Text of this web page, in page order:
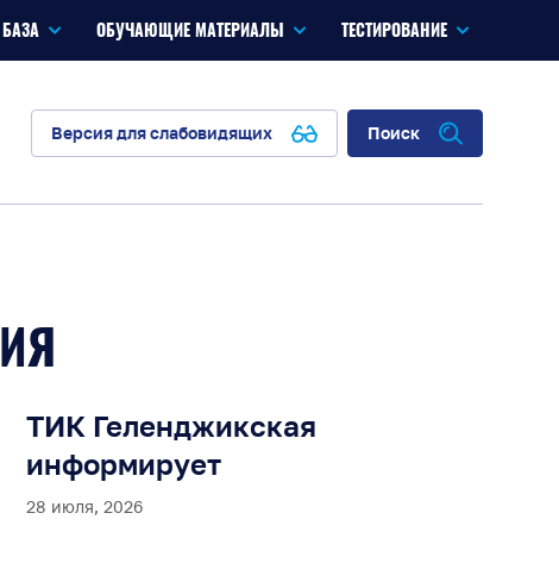
ОБУЧАЮЩИЕ МАТЕРИАЛЫ ТЕСТИРОВАНИЕ
Версия для слабовидящих Поиск
ТИК Геленджикская
информирует
28 июля, 2026